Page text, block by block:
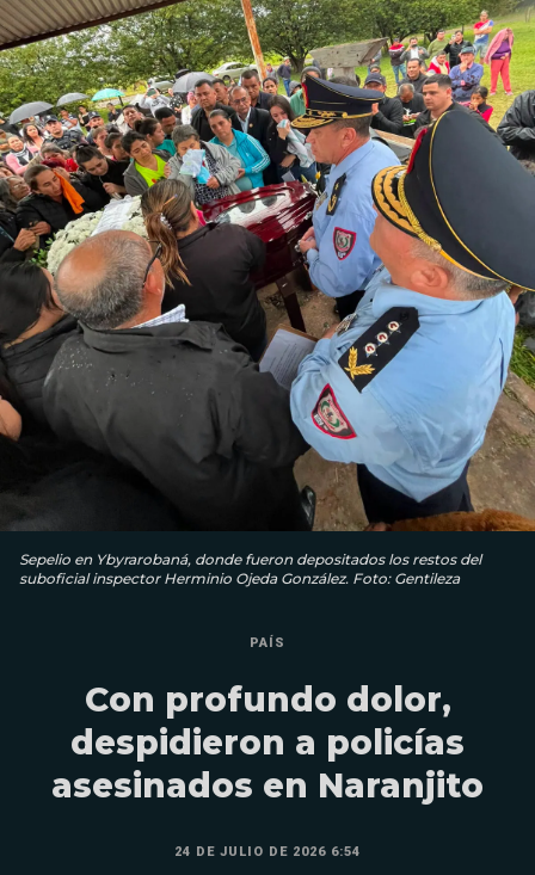
Sepelio en Ybyrarobaná, donde fueron depositados los restos del
suboficial inspector Herminio Ojeda González. Foto: Gentileza
PAÍS
Con profundo dolor,
despidieron a policías
asesinados en Naranjito
24 DE JULIO DE 2026 6:54